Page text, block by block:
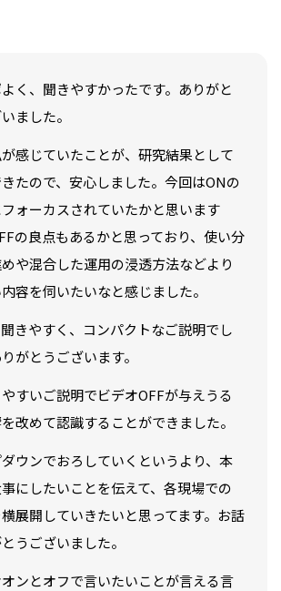
く、聞きやすかったです。ありがと
ました。
感じていたことが、研究結果として
たので、安心しました。今回はONの
ォーカスされていたかと思います
の良点もあるかと思っており、使い分
や混合した運用の浸透方法などより
容を伺いたいなと感じました。
きやすく、コンパクトなご説明でし
がとうございます。
すいご説明でビデオOFFが与えうる
改めて認識することができました。
ダウンでおろしていくというより、本
にしたいことを伝えて、各現場での
展開していきたいと思ってます。お話
うございました。
ンとオフで言いたいことが言える言